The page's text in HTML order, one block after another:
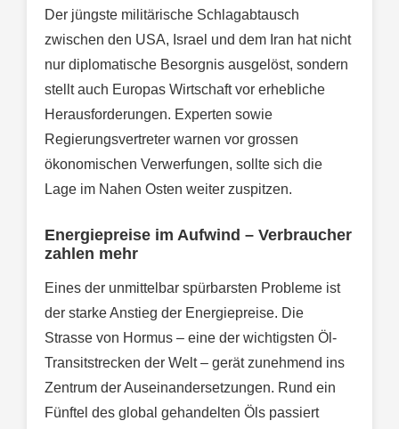
Der jüngste militärische Schlagabtausch
zwischen den USA, Israel und dem Iran hat nicht
nur diplomatische Besorgnis ausgelöst, sondern
stellt auch Europas Wirtschaft vor erhebliche
Herausforderungen. Experten sowie
Regierungsvertreter warnen vor grossen
ökonomischen Verwerfungen, sollte sich die
Lage im Nahen Osten weiter zuspitzen.
Energiepreise im Aufwind – Verbraucher
zahlen mehr
Eines der unmittelbar spürbarsten Probleme ist
der starke Anstieg der Energiepreise. Die
Strasse von Hormus – eine der wichtigsten Öl-
Transitstrecken der Welt – gerät zunehmend ins
Zentrum der Auseinandersetzungen. Rund ein
Fünftel des global gehandelten Öls passiert